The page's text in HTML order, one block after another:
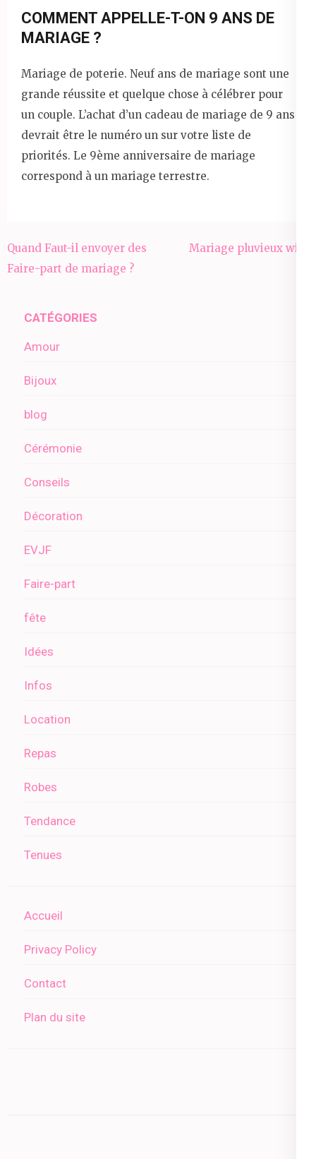
COMMENT APPELLE-T-ON 9 ANS DE
MARIAGE ?
Mariage de poterie. Neuf ans de mariage sont une
grande réussite et quelque chose à célébrer pour
un couple. L’achat d’un cadeau de mariage de 9 ans
devrait être le numéro un sur votre liste de
priorités. Le 9ème anniversaire de mariage
correspond à un mariage terrestre.
Navigation
de
Quand Faut-il envoyer des
Faire-part de mariage ?
Mariage pluvieux wiki
CATÉGORIES
Amour
Bijoux
blog
Cérémonie
Conseils
Décoration
EVJF
Faire-part
fête
Idées
Infos
Location
Repas
Robes
Tendance
Tenues
Accueil
Privacy Policy
Contact
Plan du site